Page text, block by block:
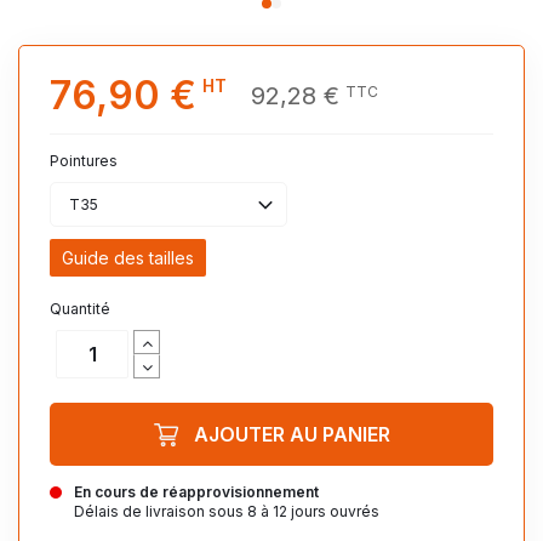
76,90 € HT 92,28 € TTC
Pointures
T35
Guide des tailles
Quantité
En cours de réapprovisionnement
Délais de livraison sous 8 à 12 jours ouvrés
AJOUTER AU PANIER